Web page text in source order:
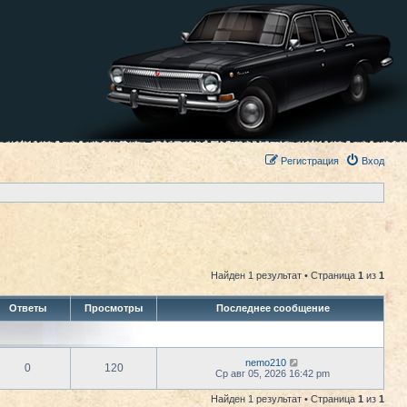
Вход
Регистрация
Найден 1 результат • Страница 1 из 1
Ответы Просмотры Последнее сообщение
0 120
nemo210
Ср авг 05, 2026 16:42 pm
Найден 1 результат • Страница 1 из 1